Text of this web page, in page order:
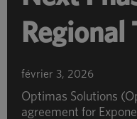
février 3, 2026
Optimas Solutions
agreement for